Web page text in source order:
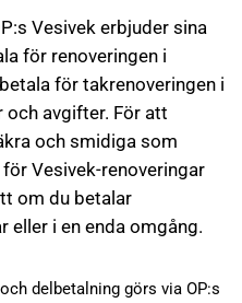
Vesivek erbjuder sina
för renoveringen i
för takrenoveringen i
och avgifter. För att
och smidiga som
Vesivek-renoveringar
om du betalar
eller i en enda omgång.
delbetalning görs via OP:s